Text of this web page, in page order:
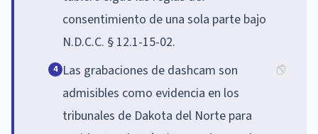
consentimiento de una sola parte bajo
N.D.C.C. § 12.1-15-02.
4 Las grabaciones de dashcam son
admisibles como evidencia en los
tribunales de Dakota del Norte para